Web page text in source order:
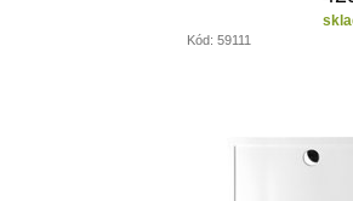
Kód: 59111